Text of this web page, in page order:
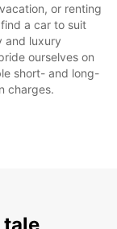
or renting
a car to suit
and luxury
ourselves on
short- and long-
charges.